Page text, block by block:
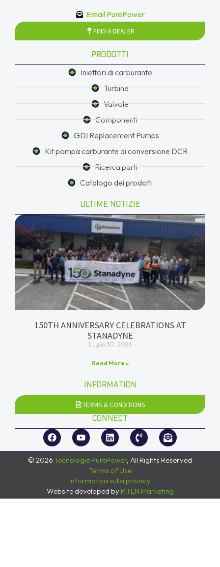
Email PurePower
FIND A DEALER
PRODOTTI
Iniettori di carburante
Turbine
Valvole
Componenti
GDI Replacement Pumps
Kit pompa carburante di conversione DCR
Ricerca parti
Catalogo dei prodotti
ULTIME NOTIZIE
150TH ANNIVERSARY CELEBRATIONS AT
STANADYNE
Luglio 30, 2026
Read More »
INFORMATION
TERMS & CONDITIONS
CONNECT
© 2026 Tecnologie PurePower, All Rights Reserved
Terms of Use
Informativa sulla privacy
Website developed by P.TEN Marketing